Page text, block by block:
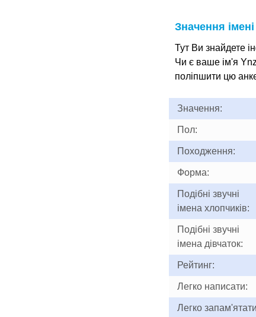
Значення
Тут Ви знайдете
Чи є ваше ім'я
поліпшити цю
Значення:
Пол:
Походження:
Форма:
Подібні звучні
імена хлопчиків:
Подібні звучні
імена дівчаток:
Рейтинг:
Легко написати:
Легко